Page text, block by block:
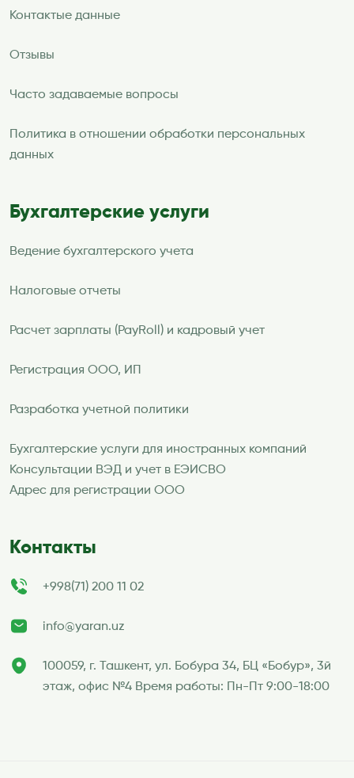
Контактые данные
Отзывы
Часто задаваемые вопросы
Политика в отношении обработки персональных
данных
Бухгалтерские услуги
Ведение бухгалтерского учета
Налоговые отчеты
Расчет зарплаты (PayRoll) и кадровый учет
Регистрация ООО, ИП
Разработка учетной политики
Бухгалтерские услуги для иностранных компаний
Консультации ВЭД и учет в ЕЭИСВО
Адрес для регистрации ООО
Контакты
+998(71) 200 11 02
info@yaran.uz
100059, г. Ташкент, ул. Бобура 34, БЦ «Бобур», 3й
этаж, офис №4 Время работы: Пн-Пт 9:00-18:00